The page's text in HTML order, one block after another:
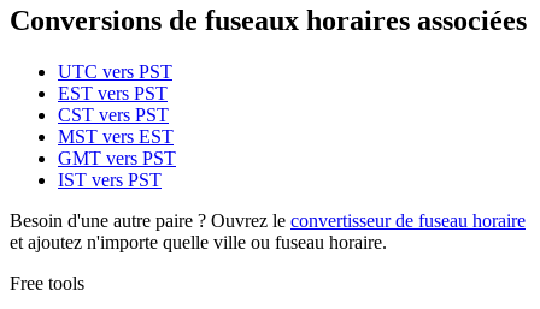
Conversions de fuseaux horaires associées
UTC vers PST
EST vers PST
CST vers PST
MST vers EST
GMT vers PST
IST vers PST
Besoin d'une autre paire ? Ouvrez le convertisseur de fuseau horaire
et ajoutez n'importe quelle ville ou fuseau horaire.
Free tools